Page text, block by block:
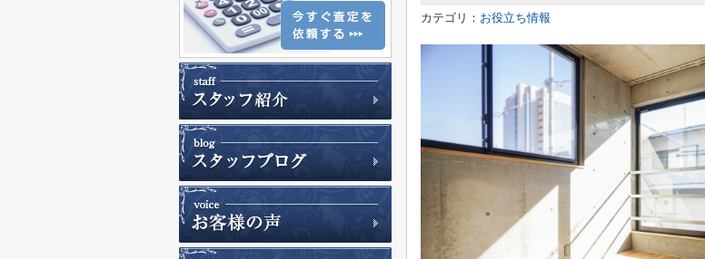
カテゴリ： お役立ち情報